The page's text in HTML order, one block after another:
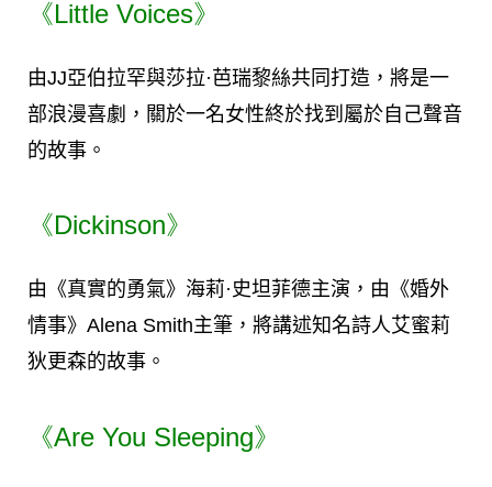
《Little Voices》
由JJ亞伯拉罕與莎拉·芭瑞黎絲共同打造，將是一
部浪漫喜劇，關於一名女性終於找到屬於自己聲音
的故事。
《Dickinson》
由《真實的勇氣》海莉·史坦菲德主演，由《婚外
情事》Alena Smith主筆，將講述知名詩人艾蜜莉
狄更森的故事。
《Are You Sleeping》